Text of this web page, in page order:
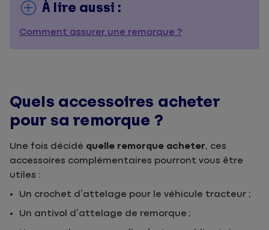
À lire aussi :
Comment assurer une remorque ?
Quels accessoires acheter
pour sa remorque ?
Une fois décidé quelle remorque acheter, ces
accessoires complémentaires pourront vous être
utiles :
Un crochet d’attelage pour le véhicule tracteur ;
Un antivol d’attelage de remorque ;